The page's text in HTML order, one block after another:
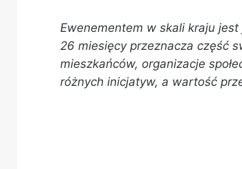
Ewenementem w skali kraju
26 miesięcy przeznacza część
mieszkańców, organizacje
różnych inicjatyw, a wartość